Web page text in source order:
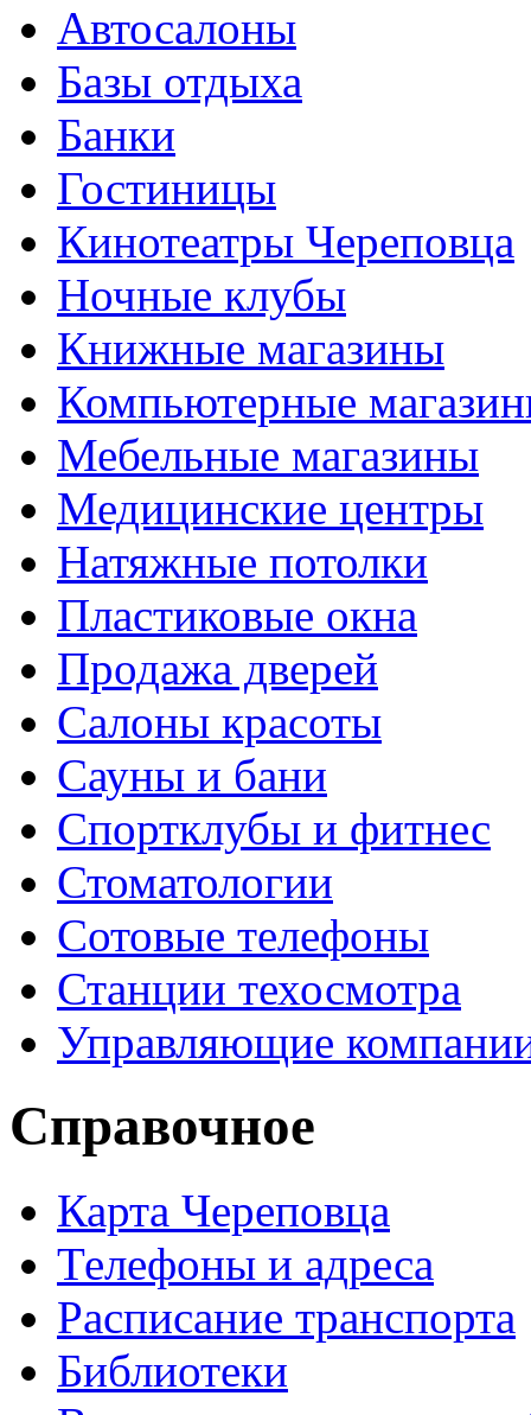
Автосалоны
Базы отдыха
Банки
Гостиницы
Кинотеатры Череповца
Ночные клубы
Книжные магазины
Компьютерные
Мебельные магазины
Медицинские центры
Натяжные потолки
Пластиковые окна
Продажа дверей
Салоны красоты
Сауны и бани
Спортклубы и фитнес
Стоматологии
Сотовые телефоны
Станции техосмотра
Управляющие
Справочное
Карта Череповца
Телефоны и адреса
Расписание транспорта
Библиотеки